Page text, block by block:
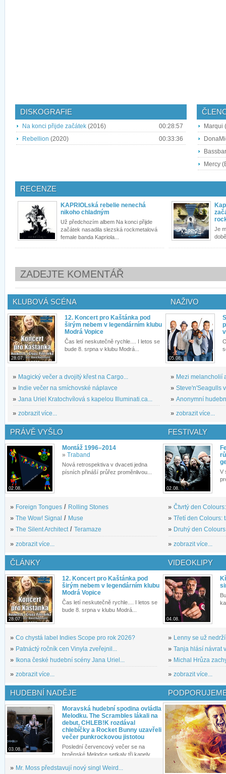
DISKOGRAFIE
Na konci přijde začátek (2016)
00:28:57
Rebellion (2020) 00:33:36
Marqui
Mercy
RECENZE
KAPRIOLská rebelie nenechá
nikoho chladným
Už předchozím albem Na konci přijde
začátek nasadila slezská rockmetalová
female banda Kapriola...
Je
ZADEJTE KOMENTÁŘ
KLUBOVÁ SCÉNA
28.07.
12. Koncert pro Kaštánka pod
širým nebem v legendárním klubu
Modrá Vopice
Čas letí neskutečně rychle.... I letos se
bude 8. srpna v klubu Modrá...
» Magický večer a dvojitý křest na Cargo...
» Indie večer na smíchovské náplavce
» Jana Uriel Kratochvílová s kapelou Illuminati.ca...
» zobrazit více...
NAŽIVO
05.08.
» Mezi melancholií
» Steve'n'Seagulls
» Anonymní
» zobrazit více...
PRÁVĚ VYŠLO
02.08.
Montáž 1996–2014
» Traband
Nová retrospektiva v dvaceti jedna
písních přináší průřez proměnlivou...
» Foreign Tongues / Rolling Stones
» The Wow! Signal / Muse
» The Silent Architect/ Teramaze
» zobrazit více...
FESTIVALY
02.08.
V
» Čtvrtý den
» Třetí den Colours:
» Druhý den
» zobrazit více...
ČLÁNKY
28.07.
12. Koncert pro Kaštánka pod
širým nebem v legendárním klubu
Modrá Vopice
Čas letí neskutečně rychle.... I letos se
bude 8. srpna v klubu Modrá...
» Co chystá label Indies Scope pro rok 2026?
» Patnáctý ročník cen Vinyla zveřejnil...
» Ikona české hudební scény Jana Uriel...
» zobrazit více...
VIDEOKLIPY
04.08.
» Lenny se už
» Tanja hlásí návrat
» Michal Hrůza
» zobrazit více...
HUDEBNÍ NADĚJE
03.08.
Moravská hudební spodina ovládla
Melodku. The Scrambles lákali na
debut, CHLEB!K rozdával
chlebíčky a Rocket Bunny uzavřeli
večer punkrockovou jistotou
Poslední červencový večer se na
brněnské Melodce setkaly tři kapely...
» Mr. Moss představují nový singl Weird...